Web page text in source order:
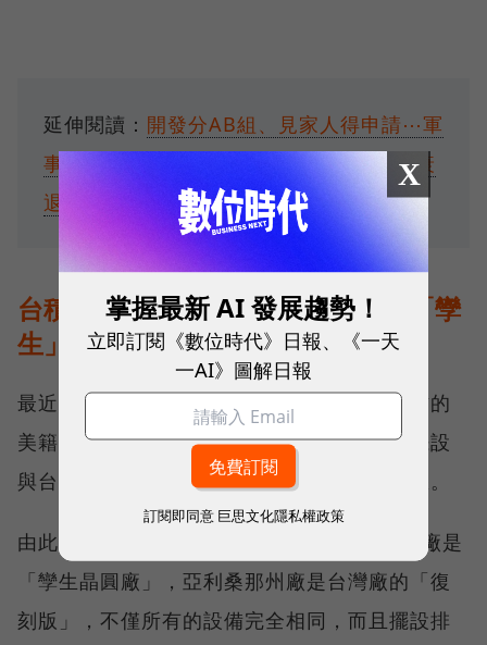
延伸閱讀： 開發分AB組、見家人得申請⋯軍
事化管理造就「三星帝國」，如今獲利大衰
退！三星怎麼了？
台積亞利桑那州良率比台灣高，是「孿
生」的威力
最近媒體訪問曾到台灣受訓之後返回美國工作的
美籍員工，該員工說台積電美國廠的設備、擺設
與台灣的晶圓廠「一模一樣」，令人十分熟悉。
由此可見台積電美國廠與台灣台南的5/4奈米廠是
「孿生晶圓廠」，亞利桑那州廠是台灣廠的「復
刻版」，不僅所有的設備完全相同，而且擺設排
X
掌握最新 AI 發展趨勢！
立即訂閱《數位時代》日報、《一天
一AI》圖解日報
訂閱即同意 巨思文化隱私權政策